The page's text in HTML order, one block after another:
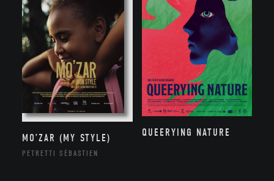
MO’ZAR (MY STYLE)
PETRETTI SÉBASTIEN
QUEERYING NATURE